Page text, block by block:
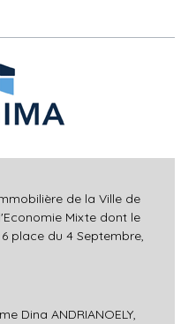
de la Ville de
Mixte dont le
place du 4 Septembre,
Dina ANDRIANOELY,